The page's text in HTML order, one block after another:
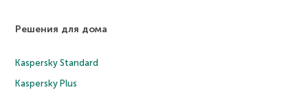
Решения для дома
Kaspersky Standard
Kaspersky Plus